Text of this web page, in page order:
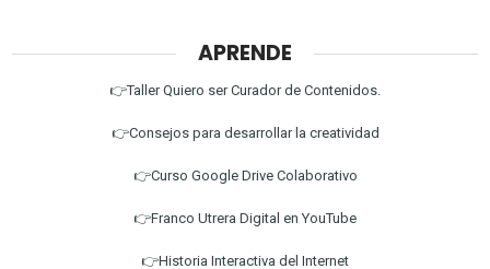
APRENDE
👉Taller Quiero ser Curador de Contenidos.
👉Consejos para desarrollar la creatividad
👉Curso Google Drive Colaborativo
👉Franco Utrera Digital en YouTube
👉Historia Interactiva del Internet